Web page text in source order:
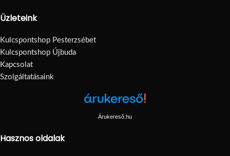
Üzleteink
Kulcspontshop Pesterzsébet
Kulcspontshop Újbuda
Kapcsolat
Szolgáltatásaink
Árukereső.hu
Hasznos oldalak